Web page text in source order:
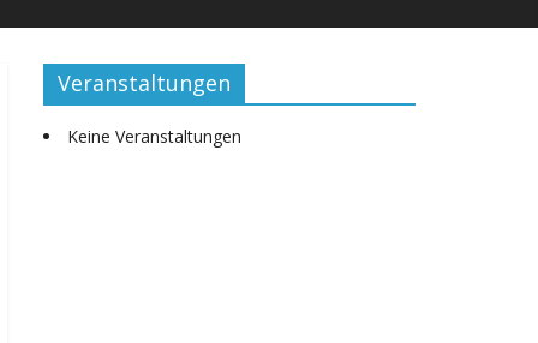
Veranstaltungen
Keine Veranstaltungen